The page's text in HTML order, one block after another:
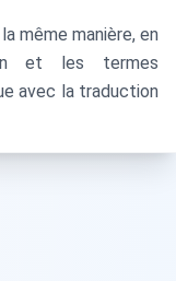
même manière, en
et les termes
avec la traduction